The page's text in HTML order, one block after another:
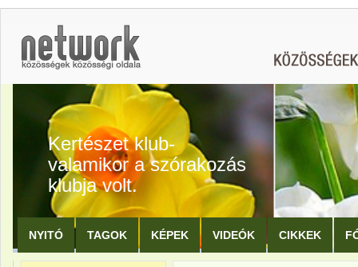
Kertészet klub-
valamikor a szórakozás
klubja volt.
NYITÓ TAGOK KÉPEK VIDEÓK CIKKEK